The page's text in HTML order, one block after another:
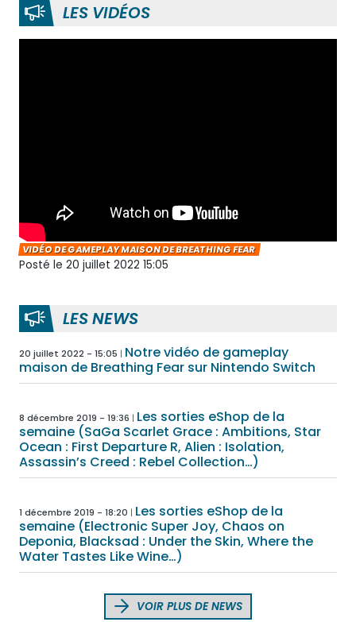
LES VIDÉOS
VIDÉO DE GAMEPLAY MAISON DE BREATHING FEAR
Posté le 20 juillet 2022 15:05
LES NEWS
20 juillet 2022 - 15:05
Notre vidéo de gameplay
maison de Breathing Fear sur Nintendo Switch
8 décembre 2019 - 19:36
Les sorties eShop de la
semaine (SaGa Scarlet Grace : Ambitions, Star
Ocean : First Departure R, Alien : Isolation,
Assassin’s Creed : Rebel Collection…)
1 décembre 2019 - 18:20
Les sorties eShop de la
semaine (Electronic Super Joy, Chaos on
Deponia, Blacksad : Under the Skin, Where the
Water Tastes Like Wine…)
VOIR PLUS DE NEWS